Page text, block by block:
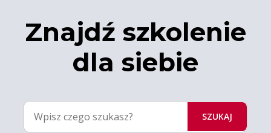
Znajdź szkolenie
dla siebie
SZUKAJ